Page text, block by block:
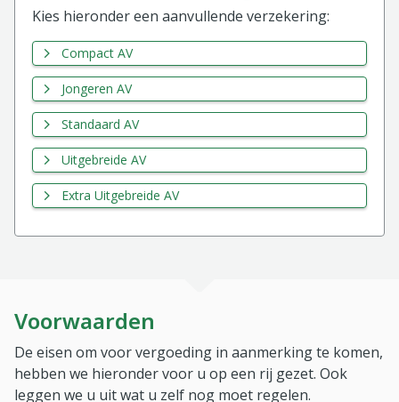
Kies hieronder een aanvullende verzekering:
Compact AV
Jongeren AV
Standaard AV
Uitgebreide AV
Extra Uitgebreide AV
Voorwaarden
De eisen om voor vergoeding in aanmerking te komen,
hebben we hieronder voor u op een rij gezet. Ook
leggen we u uit wat u zelf nog moet regelen.